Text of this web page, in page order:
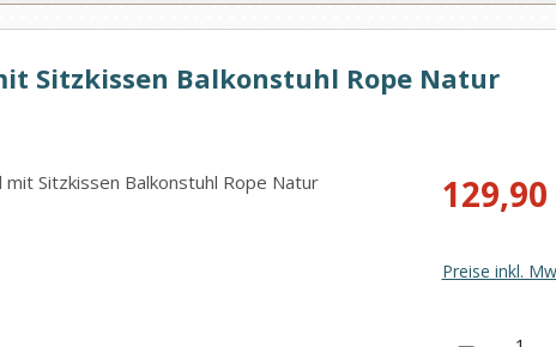
Sitzkissen Balkonstuhl Rope Natur
Verkaufspreis:
129,90
Preise inkl.
Produkt